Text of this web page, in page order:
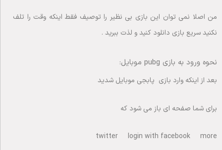
من اصلا نمی توان این بازی بی نظیر را توصیف فقط اینکه وقت را تلف
نکنید سریع بازی دانلود کنید و لذت ببرید .
نحوه ورود به بازی pubg موبایل:
بعد از اینکه وارد بازی پابجی موبایل شدید
برای شما صفحه ای باز می شود که
twitter login with facebook more